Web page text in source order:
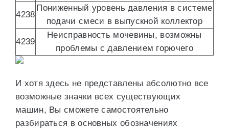
4238
Пониженный уровень давления в системе
подачи смеси в выпускной коллектор
4239
Неисправность мочевины, возможны
проблемы с давлением горючего
И хотя здесь не представлены абсолютно все
возможные значки всех существующих
машин, Вы сможете самостоятельно
разбираться в основных обозначениях